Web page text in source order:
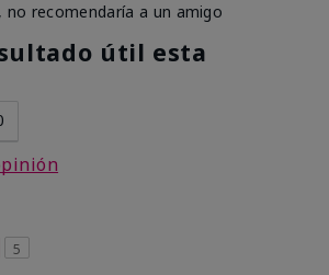
no recomendaría a un amigo
útil esta
5